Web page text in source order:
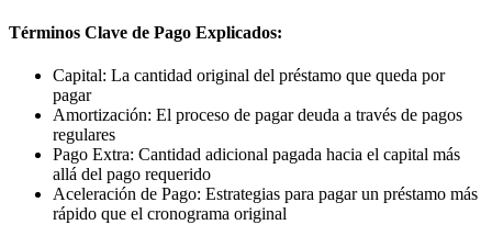
Términos Clave de Pago Explicados:
Capital: La cantidad original del préstamo que queda por
pagar
Amortización: El proceso de pagar deuda a través de pagos
regulares
Pago Extra: Cantidad adicional pagada hacia el capital más
allá del pago requerido
Aceleración de Pago: Estrategias para pagar un préstamo más
rápido que el cronograma original